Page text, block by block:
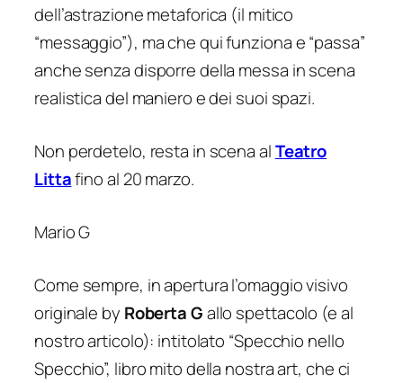
dell’astrazione metaforica (il mitico
“messaggio”), ma che qui funziona e “passa”
anche senza disporre della messa in scena
realistica del maniero e dei suoi spazi.
Non perdetelo, resta in scena alTeatro
Littafino al 20 marzo.
Mario G
Come sempre, in apertura l’omaggio visivo
originale by Roberta Gallo spettacolo (e al
nostro articolo): intitolato “Specchio nello
Specchio”, libro mito della nostra art, che ci